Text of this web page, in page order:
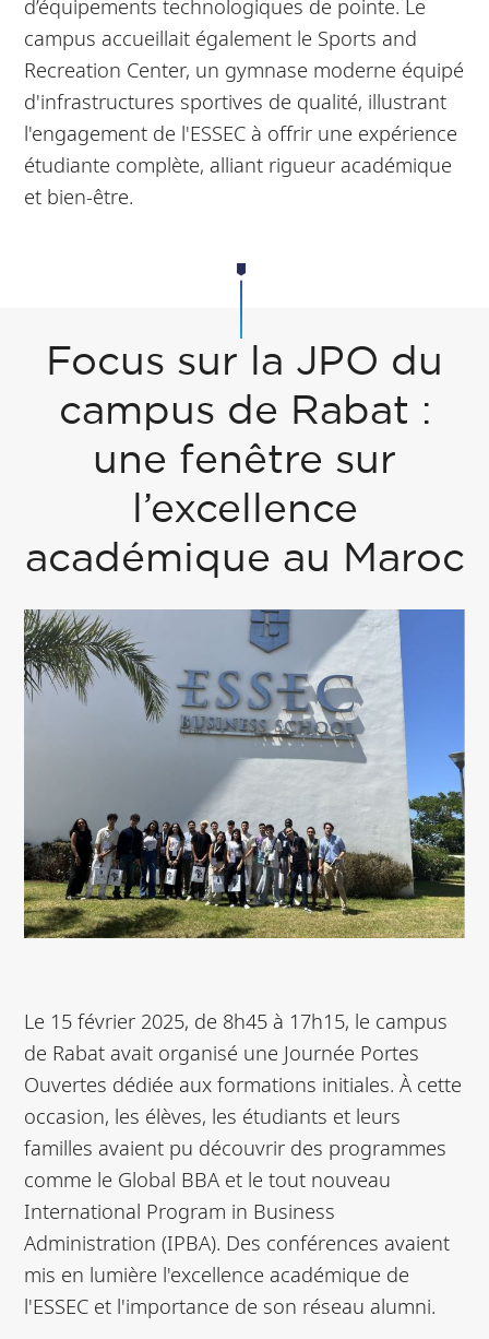
d’équipements technologiques de pointe. Le
campus accueillait également le Sports and
Recreation Center, un gymnase moderne équipé
d'infrastructures sportives de qualité, illustrant
l'engagement de l'ESSEC à offrir une expérience
étudiante complète, alliant rigueur académique
et bien-être.
Focus sur la JPO du
campus de Rabat :
une fenêtre sur
l’excellence
académique au Maroc
Le 15 février 2025, de 8h45 à 17h15, le campus
de Rabat avait organisé une Journée Portes
Ouvertes dédiée aux formations initiales. À cette
occasion, les élèves, les étudiants et leurs
familles avaient pu découvrir des programmes
comme le Global BBA et le tout nouveau
International Program in Business
Administration (IPBA). Des conférences avaient
mis en lumière l'excellence académique de
l'ESSEC et l'importance de son réseau alumni.